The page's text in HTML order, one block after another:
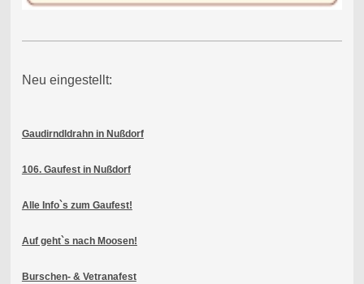
Neu eingestellt:
Gaudirndldrahn in Nußdorf
106. Gaufest in Nußdorf
Alle Info`s zum Gaufest!
Auf geht`s nach Moosen!
Burschen- & Vetranafest